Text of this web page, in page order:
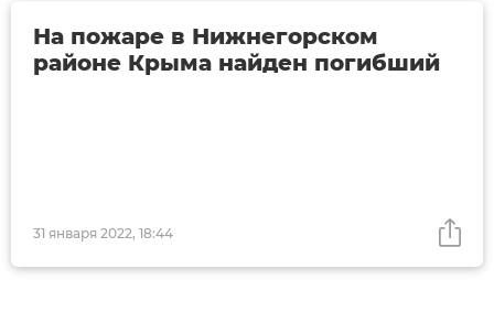
31 января 2022, 18:44
На пожаре в Нижнегорском
районе Крыма найден погибший